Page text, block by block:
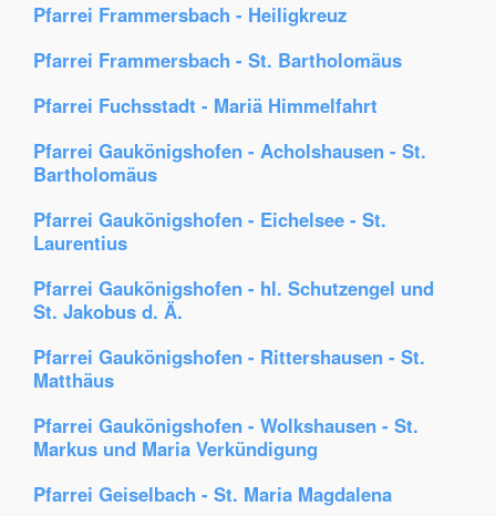
Pfarrei Frammersbach - Heiligkreuz
Pfarrei Frammersbach - St. Bartholomäus
Pfarrei Fuchsstadt - Mariä Himmelfahrt
Pfarrei Gaukönigshofen - Acholshausen - St.
Bartholomäus
Pfarrei Gaukönigshofen - Eichelsee - St.
Laurentius
Pfarrei Gaukönigshofen - hl. Schutzengel und
St. Jakobus d. Ä.
Pfarrei Gaukönigshofen - Rittershausen - St.
Matthäus
Pfarrei Gaukönigshofen - Wolkshausen - St.
Markus und Maria Verkündigung
Pfarrei Geiselbach - St. Maria Magdalena